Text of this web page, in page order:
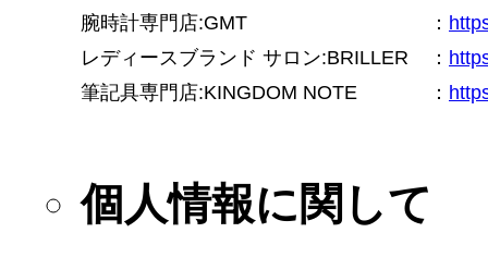
腕時計専門店:GMT
：
レディースブランド サロン:BRILLER
：
筆記具専門店:KINGDOM NOTE
：
個人情報に関して